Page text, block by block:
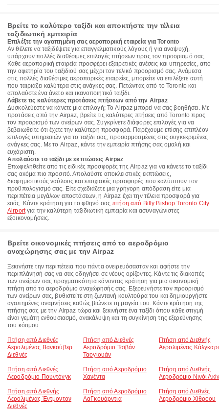
Βρείτε το καλύτερο ταξίδι και αποκτήστε την τέλεια
ταξιδιωτική εμπειρία
Επιλέξτε την αγαπημένη σας αεροπορική εταιρεία για Toronto
Αν θέλετε να ταξιδέψετε για επαγγελματικούς λόγους ή για αναψυχή,
υπάρχουν πολλές διαθέσιμες επιλογές πτήσεων προς τον προορισμό σας.
Κάθε αεροπορική εταιρεία προσφέρει εξαιρετικές ανέσεις και υπηρεσίες, από
την αφετηρία του ταξιδιού σας μέχρι τον τελικό προορισμό σας. Ανάμεσα
στις πολλές διαθέσιμες αεροπορικές εταιρείες, μπορείτε να επιλέξετε αυτή
που ταιριάζει καλύτερα στις ανάγκες σας. Πετώντας από το Toronto και
απολαύστε ένα άνετο και ικανοποιητικό ταξίδι.
Λάβετε τις καλύτερες προτάσεις πτήσεων από την Airpaz
Δυσκολεύεστε να κάνετε μια επιλογή; Το Airpaz μπορεί να σας βοηθήσει. Με
προτάσεις από την Airpaz, βρείτε τις καλύτερες πτήσεις από Toronto προς
τον προορισμό των ονείρων σας. Συγκρίνετε διάφορες επιλογές για να
βεβαιωθείτε ότι έχετε την καλύτερη προσφορά. Παρέχουμε επίσης επιπλέον
επιλογές υπηρεσιών για το ταξίδι σας, προσαρμοσμένες στις συγκεκριμένες
ανάγκες σας. Με το Airpaz, κάντε την εμπειρία πτήσης σας ομαλή και
ευχάριστη.
Απολαύστε το ταξίδι με εκπτώσεις Airpaz
Επωφεληθείτε από τις ειδικές προσφορές της Airpaz για να κάνετε το ταξίδι
σας ακόμα πιο προσιτό. Απολαύστε αποκλειστικές εκπτώσεις,
διαφημιστικούς ναύλους και εποχιακές προσφορές που καλύπτουν τον
προϋπολογισμό σας. Είτε σχεδιάζετε μια γρήγορη απόδραση είτε μια
περιπέτεια μεγάλων αποστάσεων, η Airpaz έχει την τέλεια προσφορά για
εσάς. Κάντε κράτηση για το φθηνό σαςπτήση από Billy Bishop Toronto City
Airportγια την καλύτερη ταξιδιωτική εμπειρία και ασυναγώνιστες
εξοικονομήσεις.
Βρείτε οικονομικές πτήσεις από το αεροδρόμιο
αναχώρησης σας με την Airpaz
Ξεκινήστε την περιπέτεια που πάντα ονειρευόσασταν και αφήστε την
περιπλάνησή σας να σας οδηγήσει σε νέους ορίζοντες. Κάντε τις διακοπές
των ονείρων σας πραγματικότητα κάνοντας κράτηση για μια οικονομική
πτήση από το αεροδρόμιο αναχώρησής σας. Εξερευνήστε τον προορισμό
των ονείρων σας, βυθιστείτε στη ζωντανή κουλτούρα του και δημιουργήστε
αγαπημένες αναμνήσεις καθώς βιώνετε τη μαγεία του. Κάντε κράτηση της
πτήσης σας με την Airpaz τώρα και ξεκινήστε ένα ταξίδι όπου κάθε στιγμή
είναι γεμάτη ενθουσιασμό, ανακάλυψη και τη συγκίνηση της εξερεύνησης
του κόσμου.
Πτήση από Διεθνές
Αερολιμένας Βανκούβερ
Διεθνές
Πτήση από Διεθνές
Αεροδρόμιο Ταϊβάν
Ταογιουάν
Πτήση από Διεθνής
Αερολιμένας Κάλγκαρι
Πτήση από Διεθνές
Αεροδρόμιο Πουντόνγκ
Πτήση από Αεροδρόμιο
Χανέντα
Πτήση από Διεθνής
Αεροδρόμιο Νινόι
Πτήση από Διεθνής
Αερολιμένας Έντμοντον
Διεθνές
Πτήση από Αεροδρόμιο
ΛαΓκουάρντια
Πτήση από Διεθνές
Αεροδρόμιο Χίθροου